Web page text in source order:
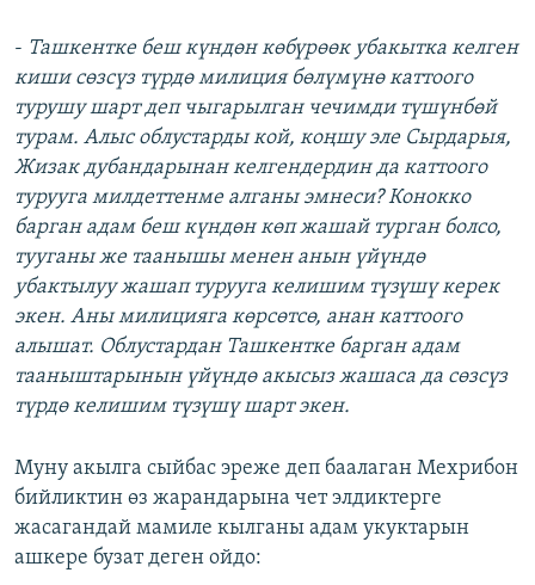
- Ташкентке беш күндөн көбүрөөк убакытка келген
киши сөзсүз түрдө милиция бөлүмүнө каттоого
турушу шарт деп чыгарылган чечимди түшүнбөй
турам. Алыс облустарды кой, коңшу эле Сырдарыя,
Жизак дубандарынан келгендердин да каттоого
турууга милдеттенме алганы эмнеси? Конокко
барган адам беш күндөн көп жашай турган болсо,
тууганы же таанышы менен анын үйүндө
убактылуу жашап турууга келишим түзүшү керек
экен. Аны милицияга көрсөтсө, анан каттоого
алышат. Облустардан Ташкентке барган адам
тааныштарынын үйүндө акысыз жашаса да сөзсүз
түрдө келишим түзүшү шарт экен.
Муну акылга сыйбас эреже деп баалаган Мехрибон
бийликтин өз жарандарына чет элдиктерге
жасагандай мамиле кылганы адам укуктарын
ашкере бузат деген ойдо: